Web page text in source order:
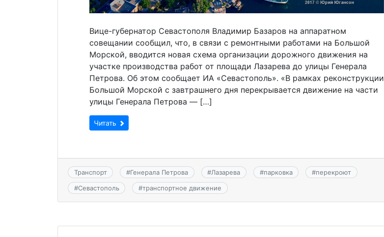
Вице-губернатор Севастополя Владимир Базаров на аппаратном
совещании сообщил, что, в связи с ремонтными работами на Большой
Морской, вводится новая схема организации дорожного движения на
участке производства работ от площади Лазарева до улицы Генерала
Петрова. Об этом сообщает ИА «Севастополь». «В рамках реконструкции
Большой Морской с завтрашнего дня перекрывается движение на части
улицы Генерала Петрова — […]
Читать
Транспорт #Генерала Петрова #Лазарева #парковка #перекроют
#Севастополь #транспортное движение